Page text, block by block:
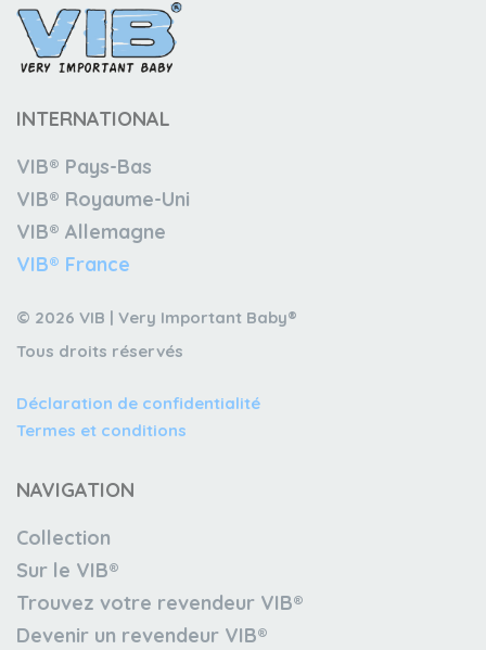
INTERNATIONAL
VIB® Pays-Bas
VIB® Royaume-Uni
VIB® Allemagne
VIB® France
© 2026 VIB | Very Important Baby®
Tous droits réservés
Déclaration de confidentialité
Termes et conditions
NAVIGATION
Collection
Sur le VIB®
Trouvez votre revendeur VIB®
Devenir un revendeur VIB®